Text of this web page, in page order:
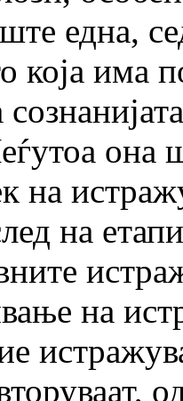
една,
која има
она
на
на
на